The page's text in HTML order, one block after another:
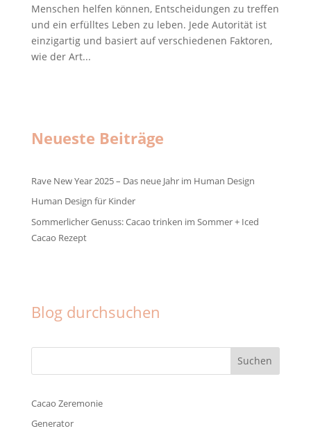
Menschen helfen können, Entscheidungen zu treffen
und ein erfülltes Leben zu leben. Jede Autorität ist
einzigartig und basiert auf verschiedenen Faktoren,
wie der Art...
Neueste Beiträge
Rave New Year 2025 – Das neue Jahr im Human Design
Human Design für Kinder
Sommerlicher Genuss: Cacao trinken im Sommer + Iced
Cacao Rezept
Blog durchsuchen
Cacao Zeremonie
Generator